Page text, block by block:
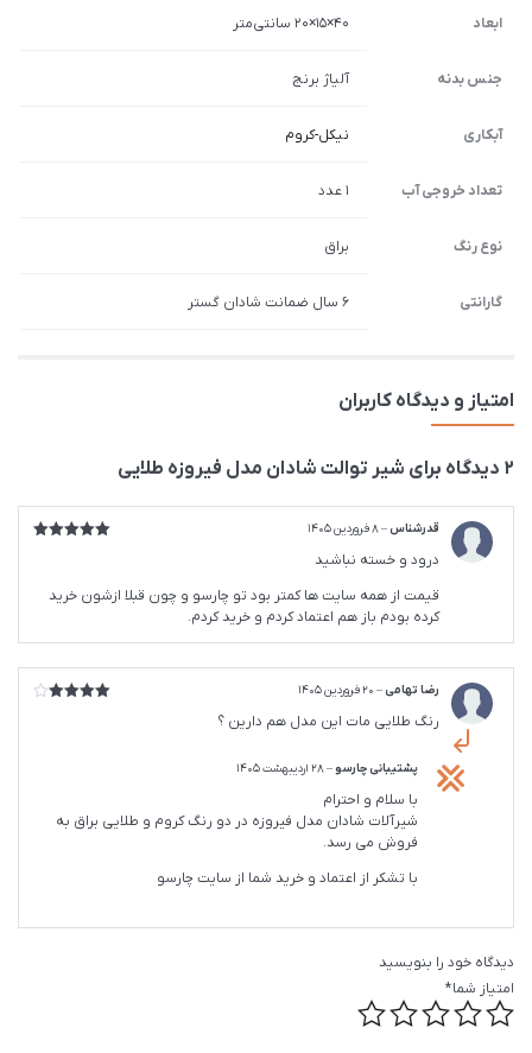
ابعاد 40×15×20 سانتی‌متر
جنس بدنه آلیاژ برنج
آبکاری نیکل-کروم
تعداد خروجی آب 1 عدد
نوع رنگ براق
گارانتی 6 سال ضمانت شادان گستر
امتیاز و دیدگاه کاربران
2 دیدگاه برای شیر توالت شادان مدل فیروزه طلایی
قدرشناس–8 فروردین 1405
درود و خسته نباشید
قیمت از همه سایت ها کمتر بود تو چارسو و چون قبلا ازشون خرید
کرده بودم باز هم اعتماد کردم و خرید کردم.
رضا تهامی– 20 فروردین 1405
رنگ طلایی مات این مدل هم دارین ؟
پشتیبانی چارسو–28 اردیبهشت 1405
با سلام و احترام
شیرآلات شادان مدل فیروزه در دو رنگ کروم و طلایی براق به
فروش می رسد.
با تشکر از اعتماد و خرید شما از سایت چارسو
دیدگاه خود را بنویسید
امتیاز شما*